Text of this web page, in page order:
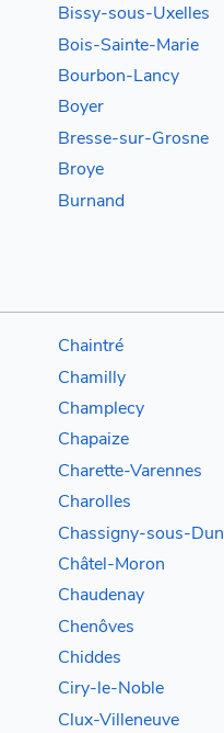
Bissy-sous-Uxelles
Bois-Sainte-Marie
Bourbon-Lancy
Boyer
Bresse-sur-Grosne
Broye
Burnand
Chaintré
Chamilly
Champlecy
Chapaize
Charette-Varennes
Charolles
Chassigny-sous-Dun
Châtel-Moron
Chaudenay
Chenôves
Chiddes
Ciry-le-Noble
Clux-Villeneuve